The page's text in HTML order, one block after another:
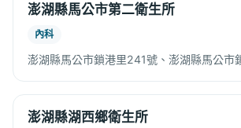
澎湖縣馬公市第二衛生所
內科
澎湖縣馬公市鎖港里241號、澎湖縣馬公市
澎湖縣湖西鄉衛生所